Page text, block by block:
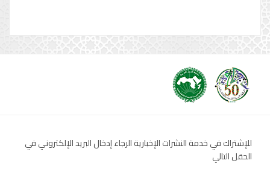
للإشتراك في خدمة النشرات الإخبارية الرجاء إدخال البريد الإلكتروني في
الحقل التالي